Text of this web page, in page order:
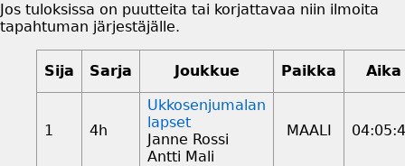
Jos tuloksissa on puutteita tai korjattavaa niin ilmoita
tapahtuman järjestäjälle.
Sija Sarja Joukkue Paikka Aika
1 4h
Ukkosenjumalan
lapset
Janne Rossi
Antti Mali
MAALI